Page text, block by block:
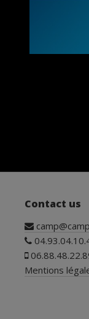
Contact us
Mentions